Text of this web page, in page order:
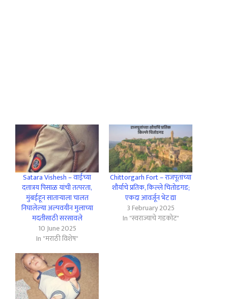
Satara Vishesh – वाईच्या
दत्तात्रय पिसाळ यांची तत्परता,
मुंबईहून साताऱ्याला चालत
निघालेल्या अल्पवयीन मुलाच्या
मदतीसाठी सरसावले
10 June 2025
In "मराठी विशेष"
Chittorgarh Fort – राजपूतांच्या
शौर्याचे प्रतिक, किल्ले चितोडगड;
एकदा आवर्जून भेट द्या
3 February 2025
In "स्वराज्याचे गडकोट"